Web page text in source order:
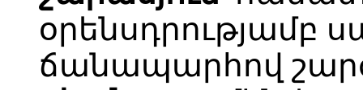
օրենսդրությամբ
ճանապարհով